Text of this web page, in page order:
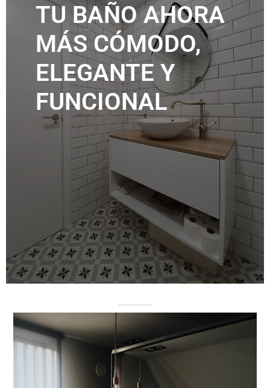
TU BAÑO AHORA
MÁS CÓMODO,
ELEGANTE Y
FUNCIONAL